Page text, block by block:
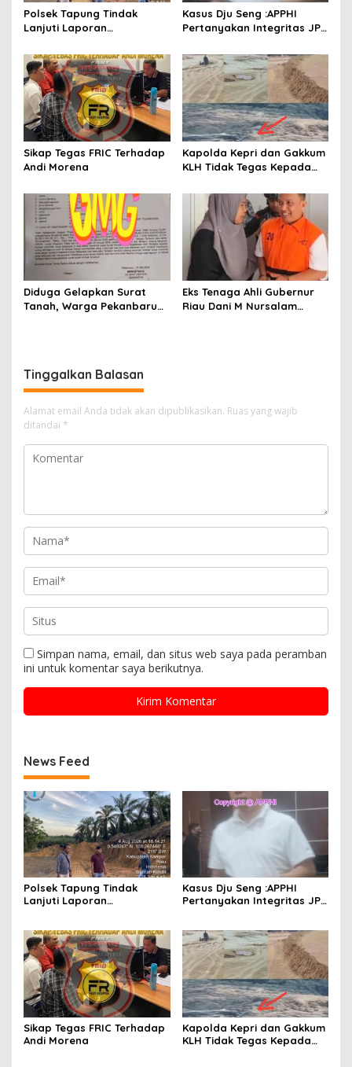
Polsek Tapung Tindak
Lanjuti Laporan
Penambangan Ilegal di
Desa Bencah Kelubi
Kasus Dju Seng :APPHI
Pertanyakan Integritas JPU
“Main Mata” Kroni Eks-
Jampidsus
Sikap Tegas FRIC Terhadap
Andi Morena
Kapolda Kepri dan Gakkum
KLH Tidak Tegas Kepada
dan Penimbunan Pesisir di
Teluk Mata Ikan
Diduga Gelapkan Surat
Tanah, Warga Pekanbaru
Eks Tenaga Ahli Gubernur
Riau Dani M Nursalam
Tinggalkan Balasan
Alamat email Anda tidak akan dipublikasikan. Ruas yang wajib
ditandai *
Simpan nama, email, dan situs web saya pada peramban
ini untuk komentar saya berikutnya.
News Feed
Polsek Tapung Tindak
Lanjuti Laporan
Desa Bencah Kelubi
Kasus Dju Seng :APPHI
Pertanyakan Integritas JPU
Jampidsus
Sikap Tegas FRIC Terhadap
Andi Morena
Kapolda Kepri dan Gakkum
KLH Tidak Tegas Kepada